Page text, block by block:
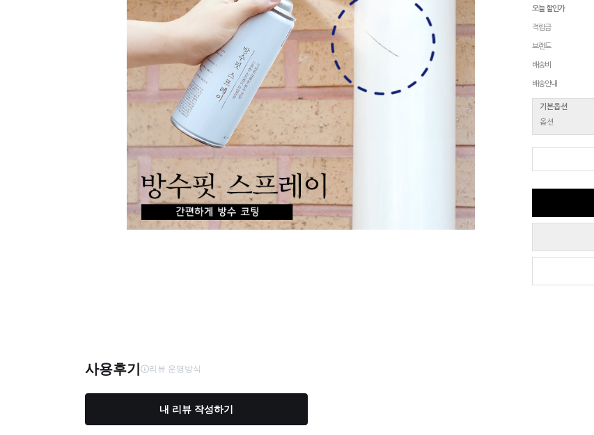
오늘 할인가
적립금
브랜드
배송비
배송안내
기본옵션
옵션